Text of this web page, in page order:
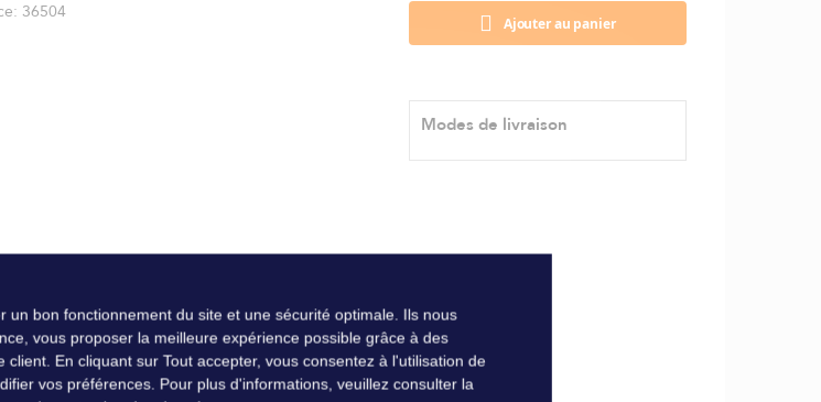
36504
Ajouter au panier
Modes de livraison
un bon fonctionnement du site et une sécurité optimale. Ils nous
vous proposer la meilleure expérience possible grâce à des
En cliquant sur Tout accepter, vous consentez à l'utilisation de
vos préférences. Pour plus d'informations, veuillez consulter la